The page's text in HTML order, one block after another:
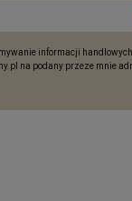
informacji
na podany przeze mnie